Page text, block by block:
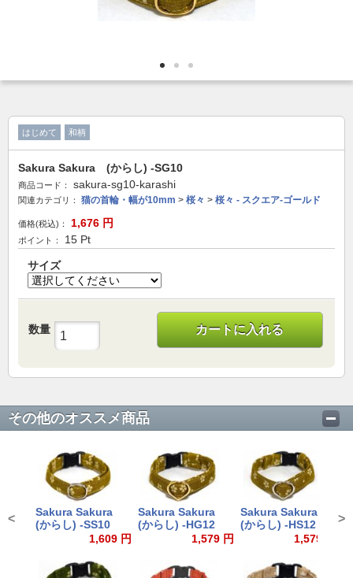
はじめて 和柄
Sakura Sakura (からし) -SG10
商品コード： sakura-sg10-karashi
関連カテゴリ： 猫の首輪・幅が10mm > 桜々 > 桜々 - スクエア-ゴールド
価格(税込)： 1,676 円
ポイント： 15 Pt
サイズ
数量 カートに入れる
その他のオススメ商品
Sakura Sakura
(からし) -SS10
1,609 円
Sakura Sakura
(からし) -HG12
1,579 円
Sakura Sakura
(からし) -HS12
1,579 円
(
< >